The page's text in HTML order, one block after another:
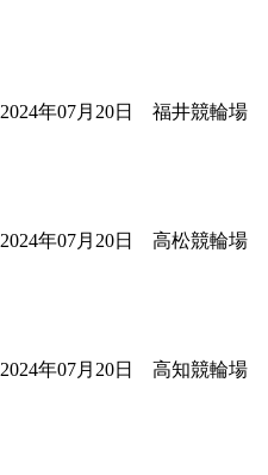
2024年07月20日 福井競輪場
2024年07月20日 高松競輪場
2024年07月20日 高知競輪場